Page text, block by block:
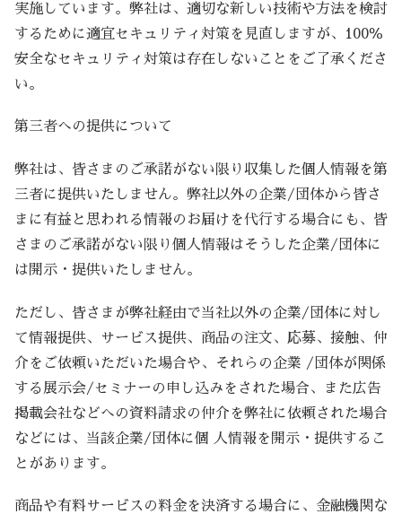
実施しています。弊社は、適切な新しい技術や方法を検討
するために適宜セキュリティ対策を見直しますが、100％
安全なセキュリティ対策は存在しないことをご了承くださ
い。
第三者への提供について
弊社は、皆さまのご承諾がない限り収集した個人情報を第
三者に提供いたしません。弊社以外の企業/団体から皆さ
まに有益と思われる情報のお届けを代行する場合にも、皆
さまのご承諾がない限り個人情報はそうした企業/団体に
は開示・提供いたしません。
ただし、皆さまが弊社経由で当社以外の企業/団体に対し
て情報提供、サービス提供、商品の注文、応募、接触、仲
介をご依頼いただいた場合や、それらの企業 /団体が関係
する展示会/セミナーの申し込みをされた場合、また広告
掲載会社などへの資料請求の仲介を弊社に依頼された場合
などには、当該企業/団体に個 人情報を開示・提供するこ
とがあります。
商品や有料サービスの料金を決済する場合に、金融機関な